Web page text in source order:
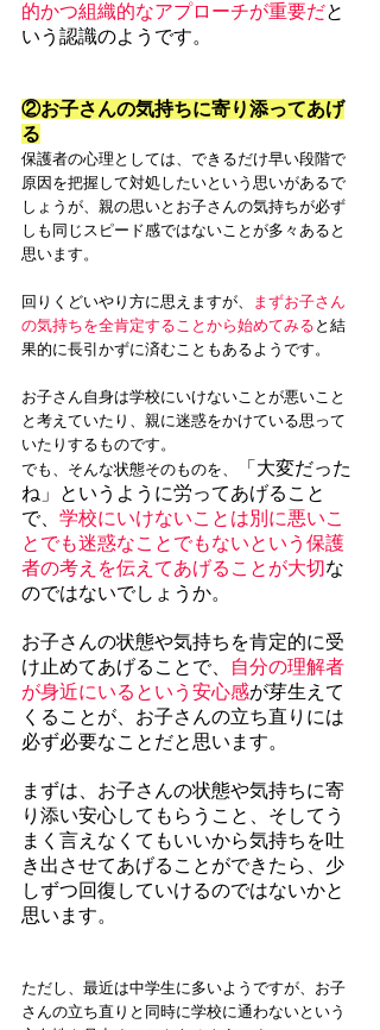
的かつ組織的なアプローチが重要だと
いう認識のようです。
②お子さんの気持ちに寄り添ってあげ
る
保護者の心理としては、できるだけ早い段階で
原因を把握して対処したいという思いがあるで
しょうが、親の思いとお子さんの気持ちが必ず
しも同じスピード感ではないことが多々あると
思います。
回りくどいやり方に思えますが、
まずお子さん
の気持ちを全肯定することから始めてみる と結
果的に長引かずに済むこともあるようです。
お子さん自身は学校にいけないことが悪いこと
と考えていたり、親に迷惑をかけている思って
いたりするものです。
でも、そんな状態そのものを、
「大変だった
ね」というように労ってあげること
で、 学校にいけないことは別に悪いこ
とでも迷惑なことでもないという保護
者の考えを伝えてあげることが大切な
のではないでしょうか。
お子さんの状態や気持ちを肯定的に受
け止めてあげることで、
自分の理解者
が身近にいるという安心感が芽生えて
くることが、お子さんの立ち直りには
必ず必要なことだと思います。
まずは、お子さんの状態や気持ちに寄
り添い安心してもらうこと、そしてう
まく言えなくてもいいから気持ちを吐
き出させてあげることができたら、少
しずつ回復していけるのではないかと
思います。
ただし、最近は中学生に多いようですが、お子
さんの立ち直りと同時に学校に通わないという